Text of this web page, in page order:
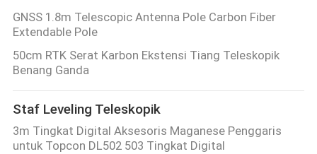
GNSS 1.8m Telescopic Antenna Pole Carbon Fiber
Extendable Pole
50cm RTK Serat Karbon Ekstensi Tiang Teleskopik
Benang Ganda
Staf Leveling Teleskopik
3m Tingkat Digital Aksesoris Maganese Penggaris
untuk Topcon DL502 503 Tingkat Digital